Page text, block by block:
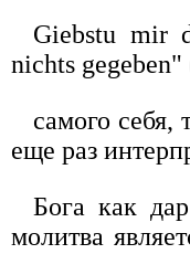
Giebstu mir
nichts
самого
еще раз
Бога как
молитва